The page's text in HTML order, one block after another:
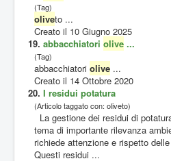
(Tag)
oliveto ...
Creato il 10 Giugno 2025
19. abbacchiatori olive ...
(Tag)
abbacchiatori olive ...
Creato il 14 Ottobre 2020
20. I residui potatura
(Articolo taggato con: oliveto)
La gestione dei residui di
tema di importante rilevanza
richiede attenzione e rispetto
Questi residui ...